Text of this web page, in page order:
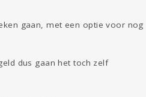
gaan, met een optie voor nog
dus gaan het toch zelf